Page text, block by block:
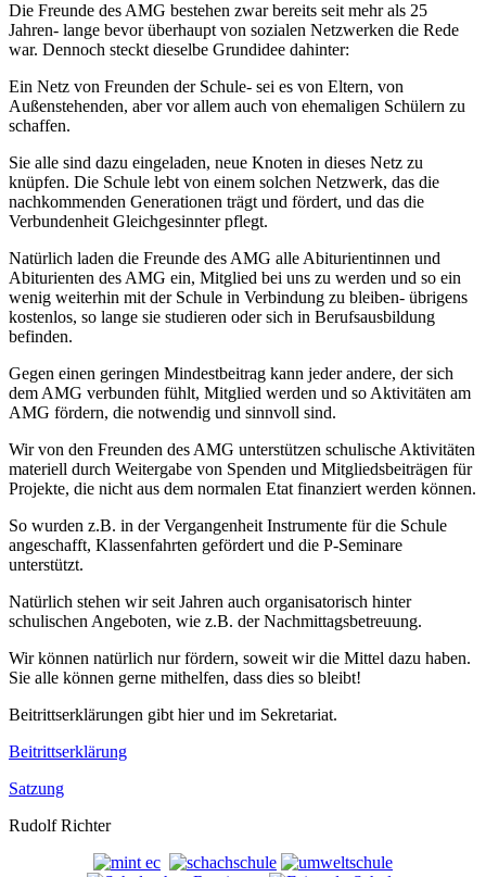
Die Freunde des AMG bestehen zwar bereits seit mehr als 25
Jahren- lange bevor überhaupt von sozialen Netzwerken die Rede
war. Dennoch steckt dieselbe Grundidee dahinter:
Ein Netz von Freunden der Schule- sei es von Eltern, von
Außenstehenden, aber vor allem auch von ehemaligen Schülern zu
schaffen.
Sie alle sind dazu eingeladen, neue Knoten in dieses Netz zu
knüpfen. Die Schule lebt von einem solchen Netzwerk, das die
nachkommenden Generationen trägt und fördert, und das die
Verbundenheit Gleichgesinnter pflegt.
Natürlich laden die Freunde des AMG alle Abiturientinnen und
Abiturienten des AMG ein, Mitglied bei uns zu werden und so ein
wenig weiterhin mit der Schule in Verbindung zu bleiben- übrigens
kostenlos, so lange sie studieren oder sich in Berufsausbildung
befinden.
Gegen einen geringen Mindestbeitrag kann jeder andere, der sich
dem AMG verbunden fühlt, Mitglied werden und so Aktivitäten am
AMG fördern, die notwendig und sinnvoll sind.
Wir von den Freunden des AMG unterstützen schulische Aktivitäten
materiell durch Weitergabe von Spenden und Mitgliedsbeiträgen für
Projekte, die nicht aus dem normalen Etat finanziert werden können.
So wurden z.B. in der Vergangenheit Instrumente für die Schule
angeschafft, Klassenfahrten gefördert und die P-Seminare
unterstützt.
Natürlich stehen wir seit Jahren auch organisatorisch hinter
schulischen Angeboten, wie z.B. der Nachmittagsbetreuung.
Wir können natürlich nur fördern, soweit wir die Mittel dazu haben.
Sie alle können gerne mithelfen, dass dies so bleibt!
Beitrittserklärungen gibt hier und im Sekretariat.
Beitrittserklärung
Satzung
Rudolf Richter